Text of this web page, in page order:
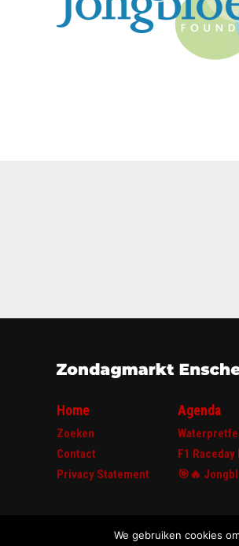
Home
Zoeken
Contact
Privacy Statement
Agenda
F1
🎯🔥
We gebruiken cookies